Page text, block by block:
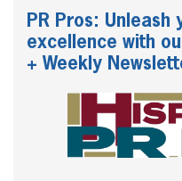
PR Pros: Unleash
excellence with
+ Weekly